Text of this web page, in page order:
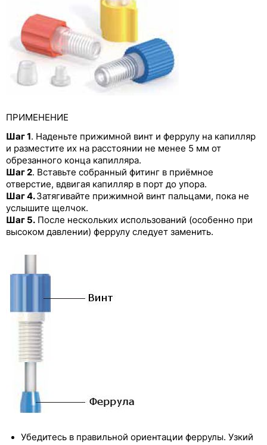
ПРИМЕНЕНИЕ
Шаг 1. Наденьте прижимной винт и феррулу на капилляр
и разместите их на расстоянии не менее 5 мм от
обрезанного конца капилляра.
Шаг 2. Вставьте собранный фитинг в приёмное
отверстие, вдвигая капилляр в порт до упора.
Шаг 4.Затягивайте прижимной винт пальцами, пока не
услышите щелчок.
Шаг 5. После нескольких использований (особенно при
высоком давлении) феррулу следует заменить.
Убедитесь в правильной ориентации феррулы. Узкий
Бесфланцевые фитинги из PP и PTFE с
защитой от раскручивания
Бесфланцевые фитинги из PPS со стопорным
кольцом
Заглушки из РР и PTFE